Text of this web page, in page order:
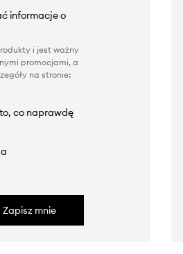
informacje o
i jest ważny
promocjami, a
na stronie:
co naprawdę
Zapisz mnie